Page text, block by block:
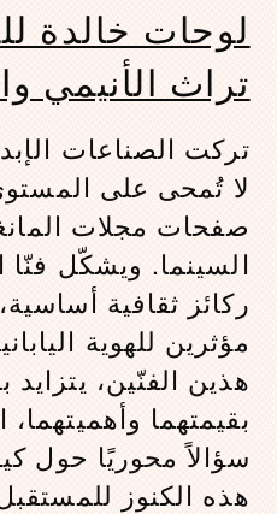
لوحات خالدة
تراث الأنيمي
تركت الصناعات
لا تُمحى على
صفحات مجلات
السينما. ويشكّل فنّا
ركائز ثقافية
مؤثرين للهوية
هذين الفنّين،
بقيمتهما وأهميتهما،
سؤالاً محوريًا حول
هذه الكنوز